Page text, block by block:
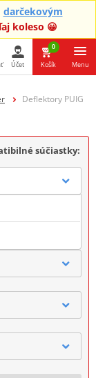
darčekovým
koleso 😀
Hľadať
Účet
0
Košík Menu
Deflektory PUIG
súčiastky: